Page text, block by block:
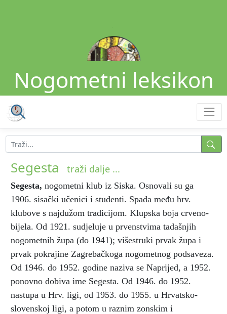
Nogometni leksikon
Segesta traži dalje ...
Segesta, nogometni klub iz Siska. Osnovali su ga
1906. sisački učenici i studenti. Spada među hrv.
klubove s najdužom tradicijom. Klupska boja crveno-
bijela. Od 1921. sudjeluje u prvenstvima tadašnjih
nogometnih župa (do 1941); višestruki prvak župa i
prvak pokrajine Zagrebačkoga nogometnog podsaveza.
Od 1946. do 1952. godine naziva se Naprijed, a 1952.
ponovno dobiva ime Segesta. Od 1946. do 1952.
nastupa u Hrv. ligi, od 1953. do 1955. u Hrvatsko-
slovenskoj ligi, a potom u raznim zonskim i